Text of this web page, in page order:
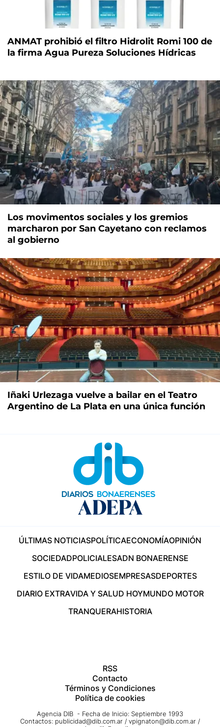
ANMAT prohibió el filtro Hidrolit Romi 100 de
la firma Agua Pureza Soluciones Hídricas
Los movimentos sociales y los gremios
marcharon por San Cayetano con reclamos
al gobierno
Iñaki Urlezaga vuelve a bailar en el Teatro
Argentino de La Plata en una única función
ÚLTIMAS NOTICIASPOLÍTICAECONOMÍAOPINIÓN
SOCIEDADPOLICIALESADN BONAERENSE
ESTILO DE VIDAMEDIOSEMPRESASDEPORTES
DIARIO EXTRAVIDA Y SALUD HOYMUNDO MOTOR
TRANQUERAHISTORIA
RSS
Contacto
Términos y Condiciones
Política de cookies
Agencia DIB - Fecha de Inicio: Septiembre 1993
Contactos: publicidad@dib.com.ar / vpignaton@dib.com.ar /